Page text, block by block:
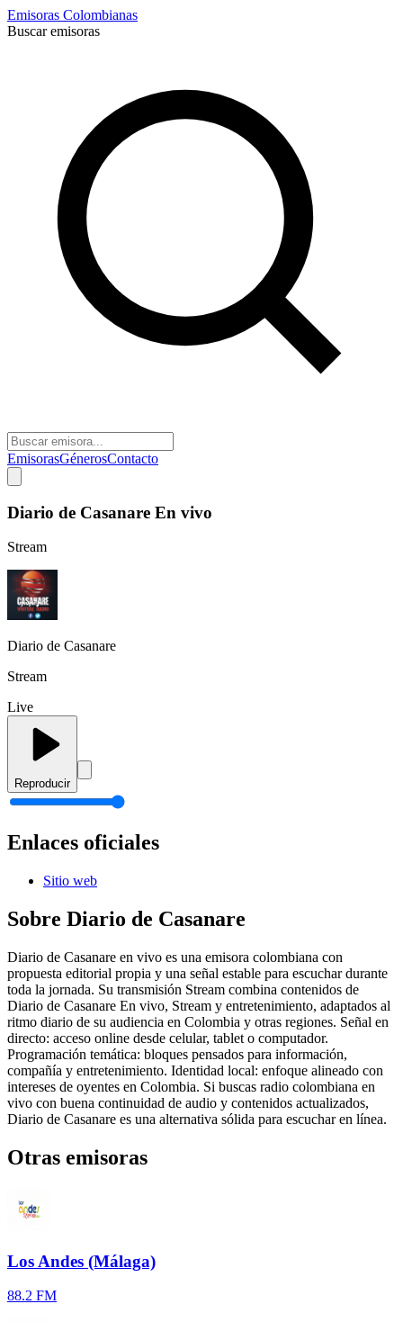
Emisoras Colombianas
Buscar emisoras
EmisorasGénerosContacto
Diario de Casanare En vivo
Stream
Diario de Casanare
Stream
Live
Reproducir
Enlaces oficiales
Sitio web
Sobre Diario de Casanare
Diario de Casanare en vivo es una emisora colombiana con
propuesta editorial propia y una señal estable para escuchar durante
toda la jornada. Su transmisión Stream combina contenidos de
Diario de Casanare En vivo, Stream y entretenimiento, adaptados al
ritmo diario de su audiencia en Colombia y otras regiones. Señal en
directo: acceso online desde celular, tablet o computador.
Programación temática: bloques pensados para información,
compañía y entretenimiento. Identidad local: enfoque alineado con
intereses de oyentes en Colombia. Si buscas radio colombiana en
vivo con buena continuidad de audio y contenidos actualizados,
Diario de Casanare es una alternativa sólida para escuchar en línea.
Otras emisoras
Los Andes (Málaga)
88.2 FM